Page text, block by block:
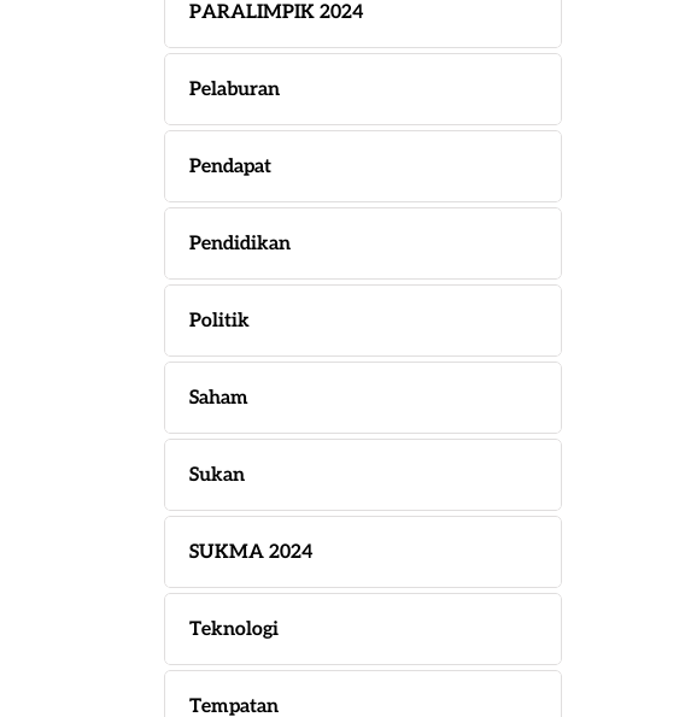
PARALIMPIK 2024
Pelaburan
Pendapat
Pendidikan
Politik
Saham
Sukan
SUKMA 2024
Teknologi
Tempatan